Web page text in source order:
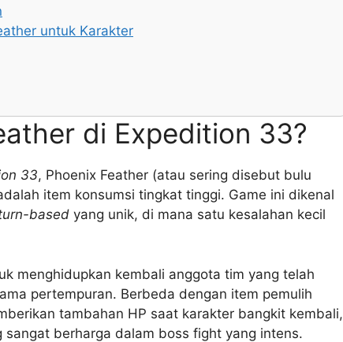
untuk Karakter
di Expedition 33?
33, Phoenix Feather (atau sering disebut bulu
item konsumsi tingkat tinggi. Game ini dikenal
based yang unik, di mana satu kesalahan kecil
menghidupkan kembali anggota tim yang telah
pertempuran. Berbeda dengan item pemulih
tambahan HP saat karakter bangkit kembali,
berharga dalam boss fight yang intens.